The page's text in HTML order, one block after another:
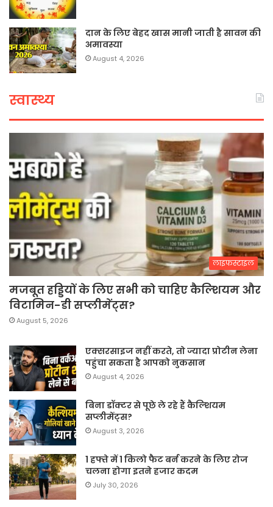
दान के लिए बेहद खास मानी जाती है सावन की
अमावस्या
August 4, 2026
स्वास्थ्य
लाइफस्टाइल
मजबूत हड्डियों के लिए सभी को चाहिए कैल्शियम और
विटामिन-डी सप्लीमेंट्स?
August 5, 2026
एक्सरसाइज नहीं करते, तो ज्यादा प्रोटीन लेना
पहुंचा सकता है आपको नुकसान
August 4, 2026
बिना डॉक्टर से पूछे ले रहे हैं कैल्शियम
सप्लीमेंट्स?
August 3, 2026
1 हफ्ते में 1 किलो फैट बर्न करने के लिए रोज
चलना होगा इतने हजार कदम
July 30, 2026